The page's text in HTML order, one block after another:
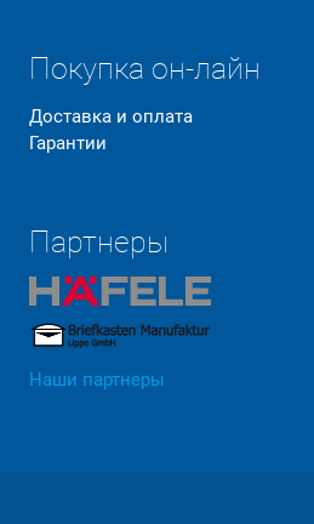
Покупка он-лайн
Доставка и оплата
Гарантии
Партнеры
Наши партнеры